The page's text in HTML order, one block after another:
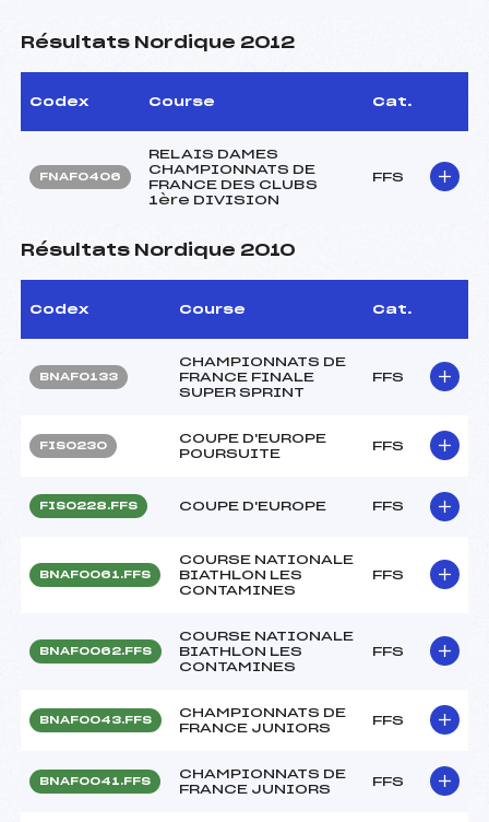
Résultats Nordique 2012
Codex Course Cat.
FNAF0406
RELAIS DAMES
CHAMPIONNATS DE
FRANCE DES CLUBS
1ère DIVISION
FFS
Résultats Nordique 2010
Codex Course Cat.
BNAF0133
CHAMPIONNATS DE
FRANCE FINALE
SUPER SPRINT
FFS
FIS0230
COUPE D'EUROPE
POURSUITE
FFS
FIS0228.FFS COUPE D'EUROPE FFS
BNAF0061.FFS
COURSE NATIONALE
BIATHLON LES
CONTAMINES
FFS
BNAF0062.FFS
COURSE NATIONALE
BIATHLON LES
CONTAMINES
FFS
BNAF0043.FFS
CHAMPIONNATS DE
FRANCE JUNIORS
FFS
BNAF0041.FFS
CHAMPIONNATS DE
FRANCE JUNIORS
FFS